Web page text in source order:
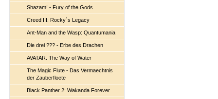
Shazam! - Fury of the Gods
Creed III: Rocky´s Legacy
Ant-Man and the Wasp: Quantumania
Die drei ??? - Erbe des Drachen
AVATAR: The Way of Water
The Magic Flute - Das Vermaechtnis
der Zauberfloete
Black Panther 2: Wakanda Forever